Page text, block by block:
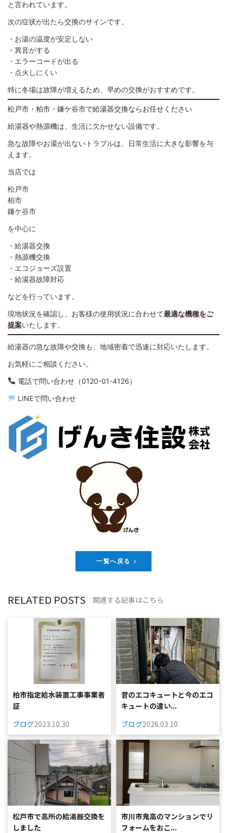
と言われています。
次の症状が出たら交換のサインです。
・お湯の温度が安定しない
・異音がする
・エラーコードが出る
・点火しにくい
特に冬場は故障が増えるため、早めの交換がおすすめです。
松戸市・柏市・鎌ケ谷市で給湯器交換ならお任せください
給湯器や熱源機は、生活に欠かせない設備です。
急な故障やお湯が出ないトラブルは、日常生活に大きな影響を与
えます。
当店では
松戸市
柏市
鎌ケ谷市
を中心に
・給湯器交換
・熱源機交換
・エコジョーズ設置
・給湯器故障対応
などを行っています。
現地状況を確認し、お客様の使用状況に合わせて最適な機種をご
提案いたします。
給湯器の急な故障や交換も、地域密着で迅速に対応いたします。
お気軽にご相談ください。
電話で問い合わせ（0120-01-4126）
LINEで問い合わせ
一覧へ戻る
RELATED POSTS 関連する記事はこちら
柏市指定給水装置工事事業者
証
ブログ2023.10.30
昔のエコキュートと今のエコ
キュートの違い...
ブログ2026.03.10
松戸市で高所の給湯器交換を
しました
市川市鬼高のマンションでリ
フォームをおこ...